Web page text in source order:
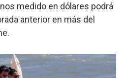
medido en dólares podrá
anterior en más del